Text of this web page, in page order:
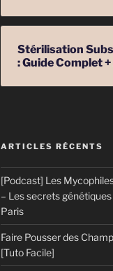
Stérilisation
: Guide Complet
ARTICLES RÉCENTS
[Podcast] Les
– Les secrets
Paris
Faire Pousser des
[Tuto Facile]